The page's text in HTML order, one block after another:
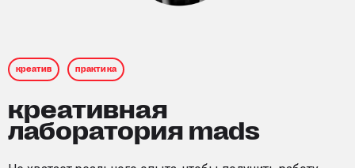
креатив практика
креативная
лаборатория mads